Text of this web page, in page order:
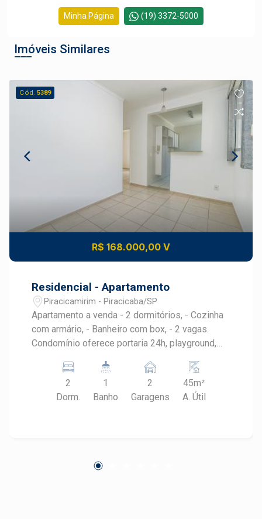
Minha Página (19) 3372-5000
Imóveis Similares
Cód.5389
R$ 168.000,00 V
Residencial - Apartamento
Piracicamirim - Piracicaba/SP
Apartamento a venda - 2 dormitórios, - Cozinha
com armário, - Banheiro com box, - 2 vagas.
Condomínio oferece portaria 24h, playground,
2
Dorm.
1
Banho
2
Garagens
45m²
A. Útil